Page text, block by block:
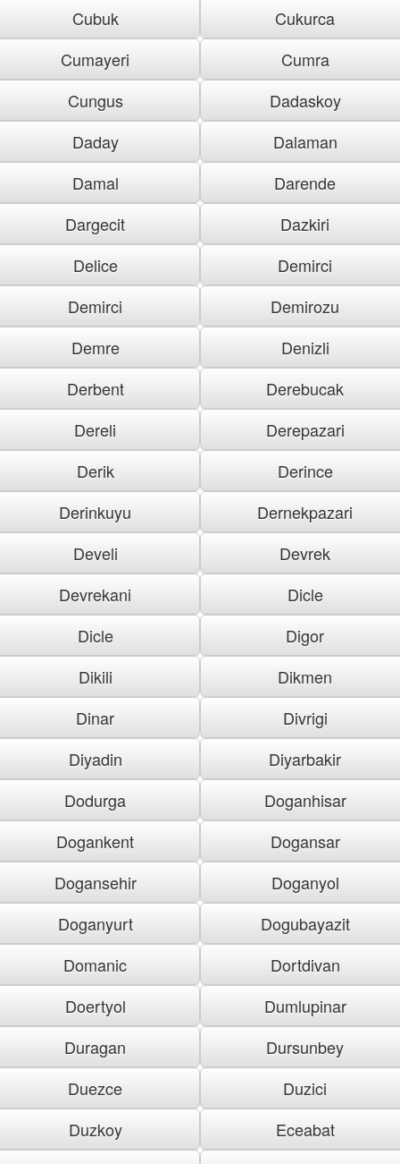
Cubuk
Cukurca
Cumayeri
Cumra
Cungus
Dadaskoy
Daday
Dalaman
Damal
Darende
Dargecit
Dazkiri
Delice
Demirci
Demirci
Demirozu
Demre
Denizli
Derbent
Derebucak
Dereli
Derepazari
Derik
Derince
Derinkuyu
Dernekpazari
Develi
Devrek
Devrekani
Dicle
Dicle
Digor
Dikili
Dikmen
Dinar
Divrigi
Diyadin
Diyarbakir
Dodurga
Doganhisar
Dogankent
Dogansar
Dogansehir
Doganyol
Doganyurt
Dogubayazit
Domanic
Dortdivan
Doertyol
Dumlupinar
Duragan
Dursunbey
Duezce
Duzici
Duzkoy
Eceabat